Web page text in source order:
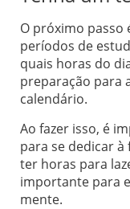
O próximo passo
períodos de
quais horas do
preparação para
calendário.
Ao fazer isso, é
para se dedicar
ter horas para
importante para
mente.